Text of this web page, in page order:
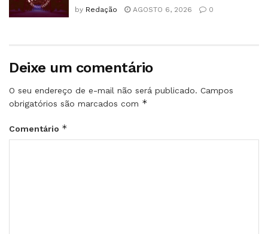
by Redação AGOSTO 6, 2026 0
Deixe um comentário
O seu endereço de e-mail não será publicado. Campos
obrigatórios são marcados com *
Comentário *